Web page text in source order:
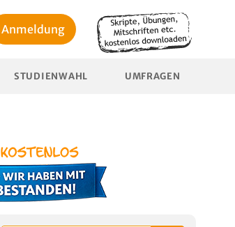
Anmeldung
STUDIENWAHL UMFRAGEN